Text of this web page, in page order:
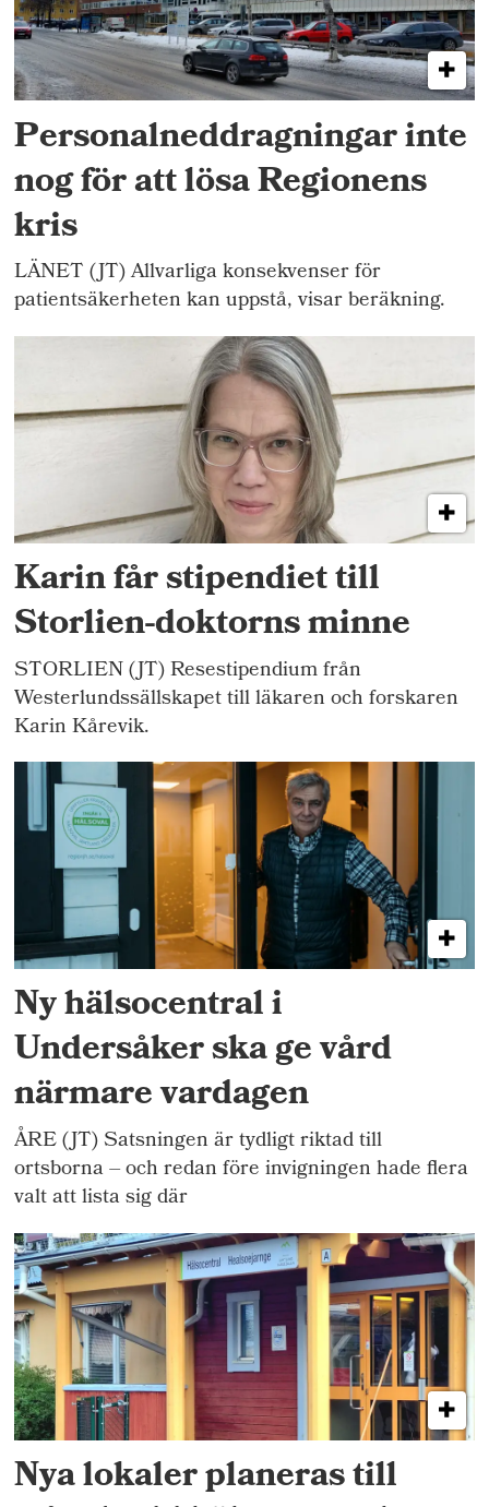
Personalneddragningar inte
nog för att lösa Regionens
kris
LÄNET (JT) Allvarliga konsekvenser för
patientsäkerheten kan uppstå, visar beräkning.
Karin får stipendiet till
Storlien-doktorns minne
STORLIEN (JT) Resestipendium från
Westerlundssällskapet till läkaren och forskaren
Karin Kårevik.
Ny hälsocentral i
Undersåker ska ge vård
närmare vardagen
ÅRE (JT) Satsningen är tydligt riktad till
ortsborna – och redan före invigningen hade flera
valt att lista sig där
Nya lokaler planeras till